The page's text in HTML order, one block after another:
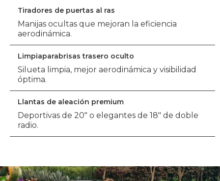
Tiradores de puertas al ras
Manijas ocultas que mejoran la eficiencia
aerodinámica.
Limpiaparabrisas trasero oculto
Silueta limpia, mejor aerodinámica y visibilidad
óptima.
Llantas de aleación premium
Deportivas de 20" o elegantes de 18" de doble
radio.